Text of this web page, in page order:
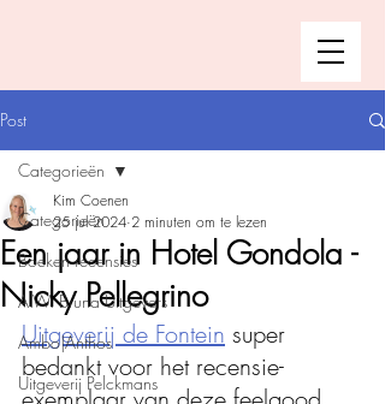
Post
Categorieën
Boeken recensies
A.W. Bruna Uitgevers
Ambo|Anthos
Uitgeverij Pelckmans
Categorieën
Een jaar in Hotel Gondola -
Nicky Pellegrino
Kim Coenen
25 jul 2024 2 minuten om te lezen
Uitgeverij de Fontein super
bedankt voor het recensie-